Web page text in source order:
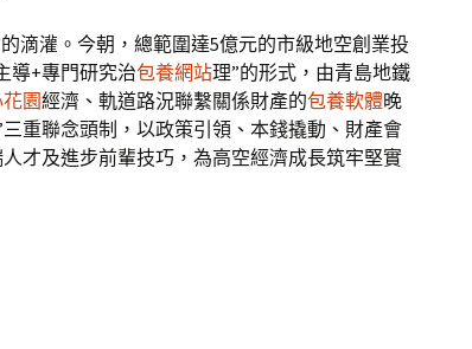
滴灌。今朝，總範圍達5億元的市級地空創業投
導+專門研究治包養網站理”的形式，由青島地鐵
園經濟、軌道路況聯繫關係財產的包養軟體晚
重聯念頭制，以政策引領、本錢撬動、財產會
才及進步前輩技巧，為高空經濟成長筑牢堅實